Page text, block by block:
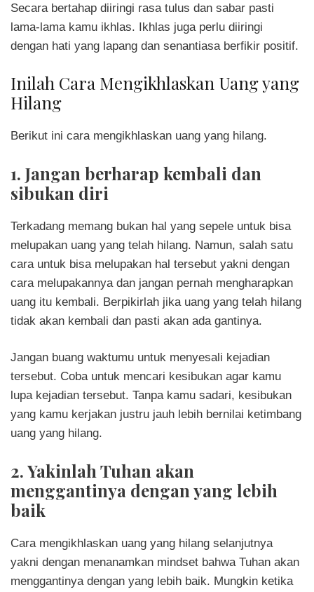
Secara bertahap diiringi rasa tulus dan sabar pasti
lama-lama kamu ikhlas. Ikhlas juga perlu diiringi
dengan hati yang lapang dan senantiasa berfikir positif.
Inilah Cara Mengikhlaskan Uang yang
Hilang
Berikut ini cara mengikhlaskan uang yang hilang.
1. Jangan berharap kembali dan
sibukan diri
Terkadang memang bukan hal yang sepele untuk bisa
melupakan uang yang telah hilang. Namun, salah satu
cara untuk bisa melupakan hal tersebut yakni dengan
cara melupakannya dan jangan pernah mengharapkan
uang itu kembali. Berpikirlah jika uang yang telah hilang
tidak akan kembali dan pasti akan ada gantinya.
Jangan buang waktumu untuk menyesali kejadian
tersebut. Coba untuk mencari kesibukan agar kamu
lupa kejadian tersebut. Tanpa kamu sadari, kesibukan
yang kamu kerjakan justru jauh lebih bernilai ketimbang
uang yang hilang.
2. Yakinlah Tuhan akan
menggantinya dengan yang lebih
baik
Cara mengikhlaskan uang yang hilang selanjutnya
yakni dengan menanamkan mindset bahwa Tuhan akan
menggantinya dengan yang lebih baik. Mungkin ketika